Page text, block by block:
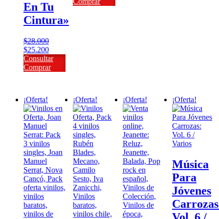
En Tu
Cintura»
$28.000
El
precio
original
$25.200El
precio
actual
Consultar
Comprar
¡Oferta! ¡Oferta! ¡Oferta! ¡Oferta!
Música
Para
Jóvenes